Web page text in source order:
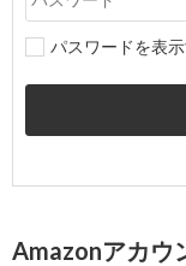
パスワードを表
Amazonアカウ